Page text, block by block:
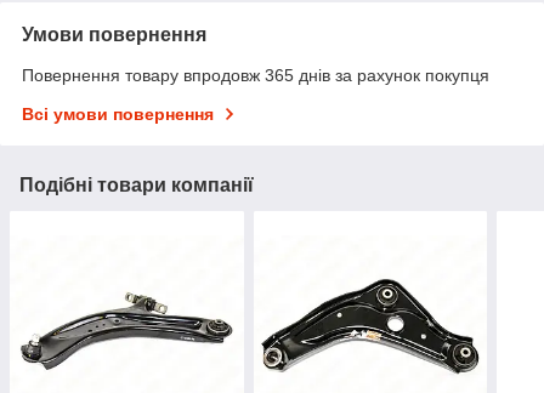
Умови повернення
Повернення товару впродовж 365 днів за рахунок покупця
Всі умови повернення
Подібні товари компанії